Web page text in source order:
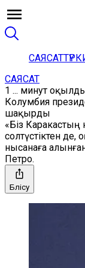
САЯСАТ
САЯСАТ
1 ... минут
Колумбия
шақырды
«Біз
солтүстіктен
нысанаға
Петро.
Бөлісу